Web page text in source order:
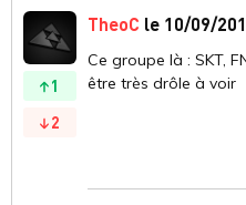
1
2
TheoC le 10/09/
Ce groupe là : SKT,
être très drôle à voir